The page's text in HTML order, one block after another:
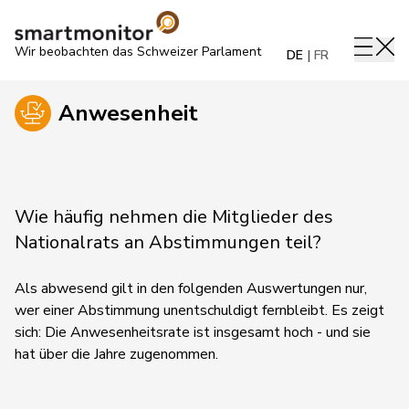
Wir beobachten das Schweizer Parlament DE FR
Anwesenheit
Wie häufig nehmen die Mitglieder des
Nationalrats an Abstimmungen teil?
Als abwesend gilt in den folgenden Auswertungen nur,
wer einer Abstimmung unentschuldigt fernbleibt. Es zeigt
sich: Die Anwesenheitsrate ist insgesamt hoch - und sie
hat über die Jahre zugenommen.